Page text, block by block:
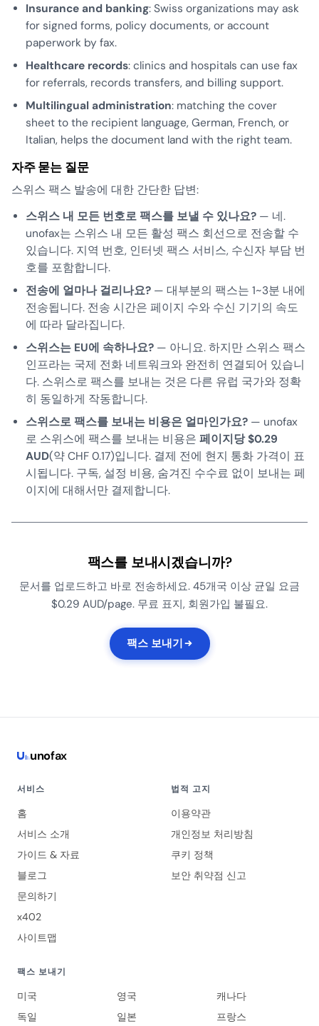
Insurance and banking: Swiss organizations may ask
for signed forms, policy documents, or account
paperwork by fax.
Healthcare records: clinics and hospitals can use fax
for referrals, records transfers, and billing support.
Multilingual administration: matching the cover
sheet to the recipient language, German, French, or
Italian, helps the document land with the right team.
자주 묻는 질문
스위스 팩스 발송에 대한 간단한 답변:
스위스 내 모든 번호로 팩스를 보낼 수 있나요? — 네.
unofax는 스위스 내 모든 활성 팩스 회선으로 전송할 수
있습니다. 지역 번호, 인터넷 팩스 서비스, 수신자 부담 번
호를 포함합니다.
전송에 얼마나 걸리나요? — 대부분의 팩스는 1~3분 내에
전송됩니다. 전송 시간은 페이지 수와 수신 기기의 속도
에 따라 달라집니다.
스위스는 EU에 속하나요? — 아니요. 하지만 스위스 팩스
인프라는 국제 전화 네트워크와 완전히 연결되어 있습니
다. 스위스로 팩스를 보내는 것은 다른 유럽 국가와 정확
히 동일하게 작동합니다.
스위스로 팩스를 보내는 비용은 얼마인가요? — unofax
로 스위스에 팩스를 보내는 비용은 페이지당 $0.29
AUD(약 CHF 0.17)입니다. 결제 전에 현지 통화 가격이 표
시됩니다. 구독, 설정 비용, 숨겨진 수수료 없이 보내는 페
이지에 대해서만 결제합니다.
팩스를 보내시겠습니까?
문서를 업로드하고 바로 전송하세요. 45개국 이상 균일 요금
$0.29 AUD/page. 무료 표지, 회원가입 불필요.
팩스 보내기
unofax
서비스
홈
서비스 소개
가이드 & 자료
블로그
문의하기
x402
사이트맵
법적 고지
이용약관
개인정보 처리방침
쿠키 정책
보안 취약점 신고
팩스 보내기
미국 영국
캐나다
독일
일본 프랑스